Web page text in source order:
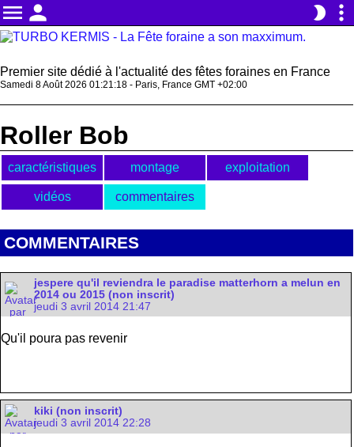
menu person brightness_2 more_vert
Premier site dédié à l'actualité des fêtes foraines en France
Samedi 8 Août 2026 01:21:19 - Paris, France GMT +02:00
Roller Bob
caractéristiques montage exploitation
vidéos commentaires
COMMENTAIRES
jespere qu'il reviendra le paradise matterhorn a melun en
2014 ou 2015 (non inscrit)
jeudi 3 avril 2014 21:47
Qu'il poura pas revenir
kiki (non inscrit)
jeudi 3 avril 2014 22:28